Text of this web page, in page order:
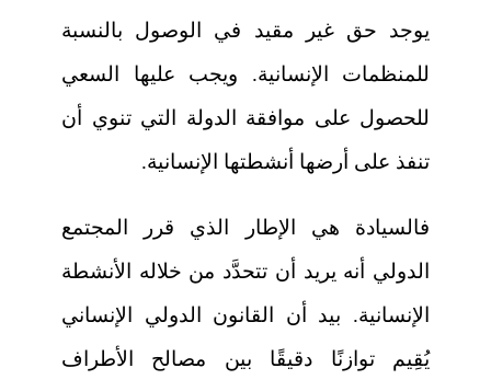
يوجد حق غير مقيد في الوصول بالنسبة
للمنظمات الإنسانية. ويجب عليها السعي
للحصول على موافقة الدولة التي تنوي أن
تنفذ على أرضها أنشطتها الإنسانية.
فالسيادة هي الإطار الذي قرر المجتمع
الدولي أنه يريد أن تتحدَّد من خلاله الأنشطة
الإنسانية. بيد أن القانون الدولي الإنساني
يُقِيم توازنًا دقيقًا بين مصالح الأطراف